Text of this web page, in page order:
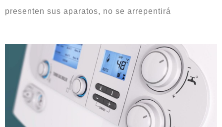
presenten sus aparatos, no se arrepentirá